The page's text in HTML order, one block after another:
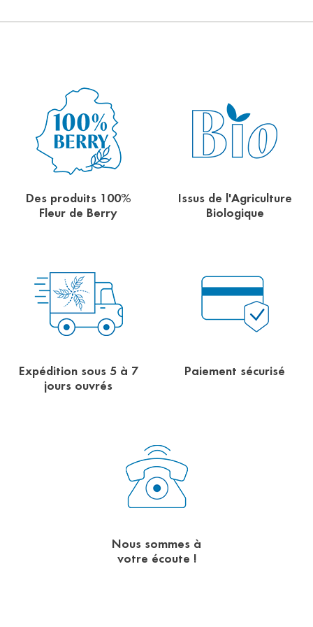
Des produits 100%
Fleur de Berry
Issus de l'Agriculture
Biologique
Expédition sous 5 à 7
jours ouvrés
Paiement sécurisé
Nous sommes à
votre écoute !